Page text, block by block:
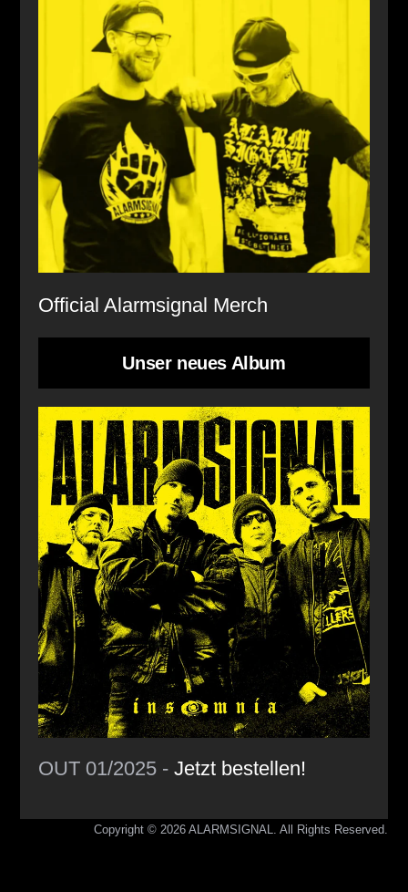
Official Alarmsignal Merch
Unser neues Album
OUT 01/2025 -Jetzt bestellen!
Copyright © 2026 ALARMSIGNAL. All Rights Reserved.